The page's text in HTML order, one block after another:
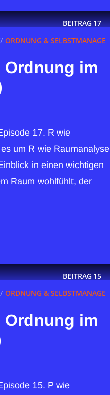
BEITRAG17
ORDNUNG & SELBSTMANAGE
Ordnung im
17. R wie
um R wie Raumanalyse
in einen wichtigen
Raum wohlfühlt, der
BEITRAG15
ORDNUNG & SELBSTMANAGE
Ordnung im
15. P wie